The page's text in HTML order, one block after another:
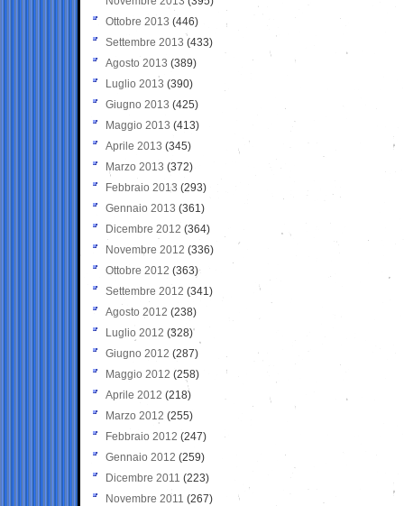
Ottobre 2013 (446)
Settembre 2013 (433)
Agosto 2013 (389)
Luglio 2013 (390)
Giugno 2013 (425)
Maggio 2013 (413)
Aprile 2013 (345)
Marzo 2013 (372)
Febbraio 2013 (293)
Gennaio 2013 (361)
Dicembre 2012 (364)
Novembre 2012 (336)
Ottobre 2012 (363)
Settembre 2012 (341)
Agosto 2012 (238)
Luglio 2012 (328)
Giugno 2012 (287)
Maggio 2012 (258)
Aprile 2012 (218)
Marzo 2012 (255)
Febbraio 2012 (247)
Gennaio 2012 (259)
Dicembre 2011 (223)
Novembre 2011 (267)